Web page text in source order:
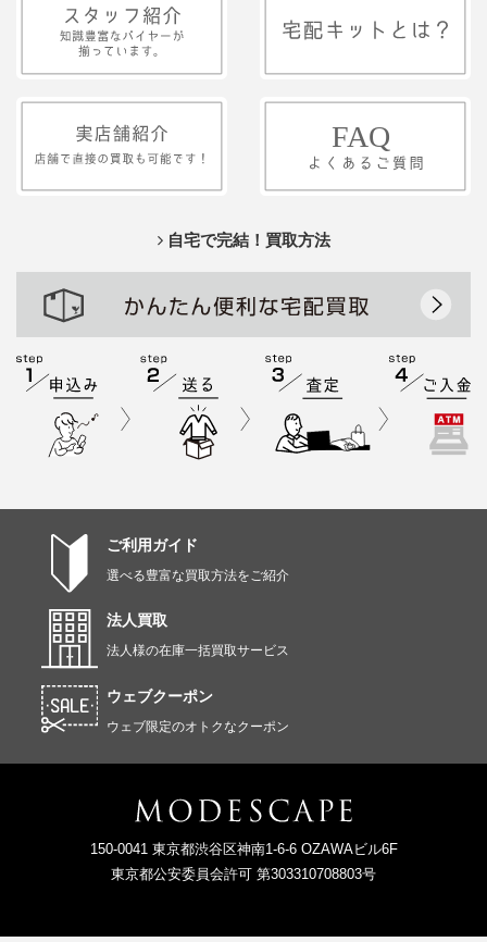
自宅で完結！買取方法
ご利用ガイド
選べる豊富な買取方法をご紹介
法人買取
法人様の在庫一括買取サービス
ウェブクーポン
ウェブ限定のオトクなクーポン
150-0041 東京都渋谷区神南1-6-6 OZAWAビル6F
東京都公安委員会許可 第303310708803号